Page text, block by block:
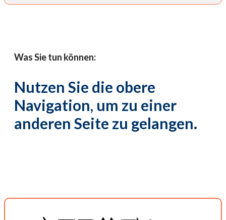
Was Sie tun können:
Nutzen Sie die obere
Navigation, um zu einer
anderen Seite zu gelangen.